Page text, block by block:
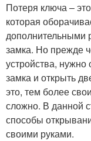
Потеря ключа –
которая
дополнительными
замка. Но прежде
устройства,
замка и открыть
это, тем более
сложно. В данной
способы
своими руками.